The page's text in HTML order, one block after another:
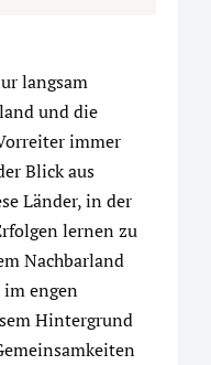
langsam
und die
immer
Blick aus
Länder, in der
lernen zu
Nachbarland
im engen
Hintergrund